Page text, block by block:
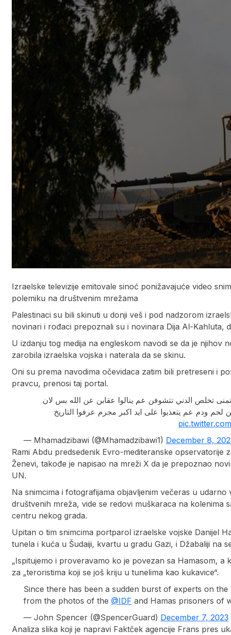
Izraelske televizije emitovale sinoć ponižavajuće video
polemiku na društvenim mrežama
Palestinaci su bili skinuti u donji veš i pod nadzorom
novinari i rođaci prepoznali su i novinara Dija Al-Kahluta,
U izdanju tog medija na engleskom navodi se da je njihov
zarobila izraelska vojska i naterala da se skinu.
Oni su prema navodima očevidaca zatim bili pretreseni i
pravcu, prenosi taj portal.
تخلص الدني تتشوفن عم ينالوا عقابن عن الله بس لان
ودم عم يتعذبوا على ايد اكبر مجرم عرفوا التاريخ
— Mhamadzibawi (@Mhamadzibawi1) December 8,
Rami Abdu predsedenik Evro-mediteranske opservatorije
Ženevi, takođe je napisao na mreži X da je prepoznao
UN.
Na snimcima i fotografijama objavljenim večeras u
društvenih mreža, vide se redovi muškaraca na kolenima
centru nekog grada.
Upitan o tim snimcima portparol izraelske vojske Danijel
tunela i kuća u Šudaiji, kvartu u gradu Gazi, i Džabaliji na
„Ispitujemo i proveravamo ko je povezan sa Hamasom, a
za „teroristima koji se još kriju u tunelima kao kukavice“.
Since there has been a sudden burst of experts on
from the photos of the @IDF and Hamas prisoners of
— John Spencer (@SpencerGuard) December 7, 2023
Analiza slika koji je napravi Faktček agencije Frans pres